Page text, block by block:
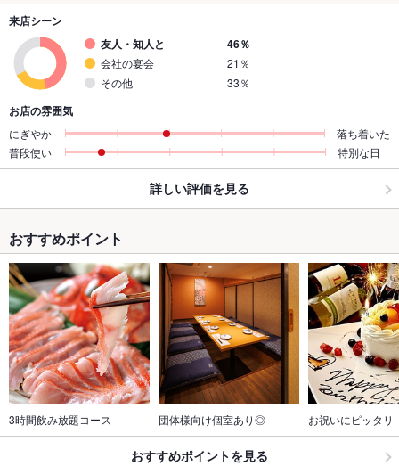
来店シーン
友人・知人と
46％
会社の宴会
21％
その他
33％
お店の雰囲気
にぎやか
落ち着いた
普段使い
特別な日
詳しい評価を見る
おすすめポイント
3時間飲み放題コース 団体様向け個室あり◎ お祝いにピッタリ
おすすめポイントを見る